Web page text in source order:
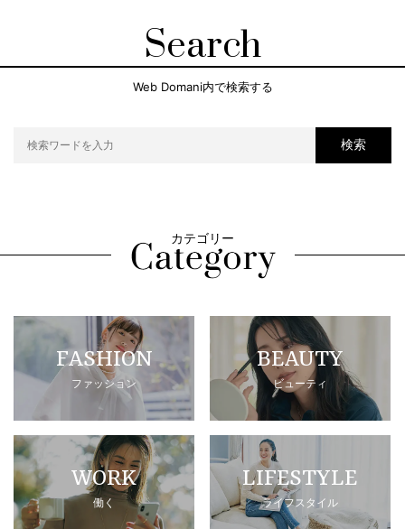
Search
Web Domani内で検索する
検索
カテゴリー
FASHION
ファッション
BEAUTY
ビューティ
WORK
働く
LIFESTYLE
ライフスタイル